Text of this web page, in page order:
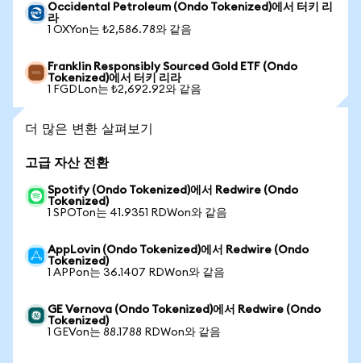
Occidental Petroleum (Ondo Tokenized)에서 터키 리
라
1 OXYon는 ₺2,586.78와 같음
Franklin Responsibly Sourced Gold ETF (Ondo
Tokenized)에서 터키 리라
1 FGDLon는 ₺2,692.92와 같음
더 많은 변환 살펴보기
고급 자산 전환
Spotify (Ondo Tokenized)에서 Redwire (Ondo
Tokenized)
1 SPOTon는 41.9351 RDWon와 같음
AppLovin (Ondo Tokenized)에서 Redwire (Ondo
Tokenized)
1 APPon는 36.1407 RDWon와 같음
GE Vernova (Ondo Tokenized)에서 Redwire (Ondo
Tokenized)
1 GEVon는 88.1788 RDWon와 같음